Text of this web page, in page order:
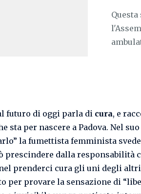
futuro di oggi parla di cura, e
sta per nascere a Padova. Nel
la fumettista femminista
prescindere dalla responsabilità
prenderci cura gli uni degli
per provare la sensazione di